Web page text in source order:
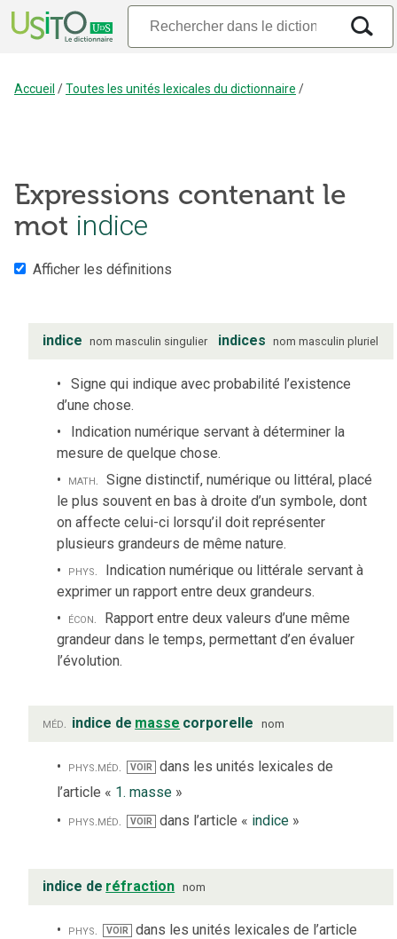
Accueil /Toutes les unités lexicales du dictionnaire /
Expressions contenant le
mot indice
Afficher les définitions
indice nom masculin singulier indices nom masculin pluriel
Signe qui indique avec probabilité l’existence
d’une chose.
Indication numérique servant à déterminer la
mesure de quelque chose.
math. Signe distinctif, numérique ou littéral, placé
le plus souvent en bas à droite d’un symbole, dont
on affecte celui-ci lorsqu’il doit représenter
plusieurs grandeurs de même nature.
phys. Indication numérique ou littérale servant à
exprimer un rapport entre deux grandeurs.
écon. Rapport entre deux valeurs d’une même
grandeur dans le temps, permettant d’en évaluer
l’évolution.
méd. indice de masse corporelle nom
phys.méd. VOIR dans les unités lexicales de
l’article « 1. masse »
phys. méd. VOIR dans l’article « indice»
indice de réfraction nom
phys. VOIR dans les unités lexicales de l’article